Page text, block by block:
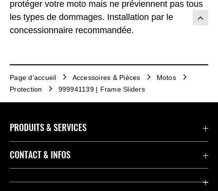
protéger votre moto mais ne préviennent pas tous
les types de dommages. Installation par le
concessionnaire recommandée.
Page d'accueil Accessoires & Pièces
Motos
Protection
999941139 | Frame Sliders
PRODUITS & SERVICES
Accessoires & Pièces
CONTACT & INFOS
Contact